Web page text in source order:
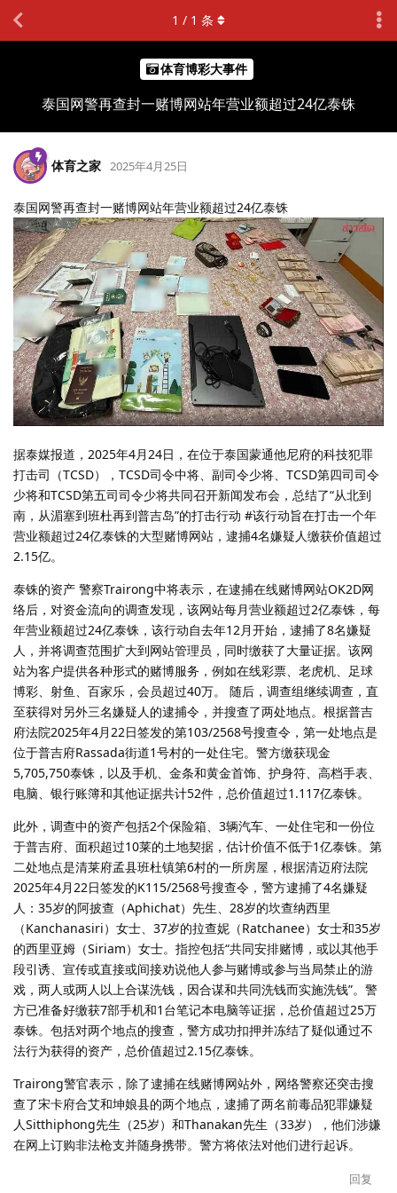
体育博彩大事件
泰国网警再查封一赌博网站年营业额超过24亿泰铢
1 / 1 条
体育之家 2025年4月25日
泰国网警再查封一赌博网站年营业额超过24亿泰铢
据泰媒报道，2025年4月24日，在位于泰国蒙通他尼府的科技犯罪
打击司（TCSD），TCSD司令中将、副司令少将、TCSD第四司司令
少将和TCSD第五司司令少将共同召开新闻发布会，总结了“从北到
南，从湄塞到班杜再到普吉岛”的打击行动 #该行动旨在打击一个年
营业额超过24亿泰铢的大型赌博网站，逮捕4名嫌疑人缴获价值超过
2.15亿。
泰铢的资产 警察Trairong中将表示，在逮捕在线赌博网站OK2D网
络后，对资金流向的调查发现，该网站每月营业额超过2亿泰铢，每
年营业额超过24亿泰铢，该行动自去年12月开始，逮捕了8名嫌疑
人，并将调查范围扩大到网站管理员，同时缴获了大量证据。该网
站为客户提供各种形式的赌博服务，例如在线彩票、老虎机、足球
博彩、射鱼、百家乐，会员超过40万。 随后，调查组继续调查，直
至获得对另外三名嫌疑人的逮捕令，并搜查了两处地点。根据普吉
府法院2025年4月22日签发的第103/2568号搜查令，第一处地点是
位于普吉府Rassada街道1号村的一处住宅。警方缴获现金
5,705,750泰铢，以及手机、金条和黄金首饰、护身符、高档手表、
电脑、银行账簿和其他证据共计52件，总价值超过1.117亿泰铢。
此外，调查中的资产包括2个保险箱、3辆汽车、一处住宅和一份位
于普吉府、面积超过10莱的土地契据，估计价值不低于1亿泰铢。第
二处地点是清莱府孟县班杜镇第6村的一所房屋，根据清迈府法院
2025年4月22日签发的K115/2568号搜查令，警方逮捕了4名嫌疑
人：35岁的阿披查（Aphichat）先生、28岁的坎查纳西里
（Kanchanasiri）女士、37岁的拉查妮（Ratchanee）女士和35岁
的西里亚姆（Siriam）女士。指控包括“共同安排赌博，或以其他手
段引诱、宣传或直接或间接劝说他人参与赌博或参与当局禁止的游
戏，两人或两人以上合谋洗钱，因合谋和共同洗钱而实施洗钱”。警
方已准备好缴获7部手机和1台笔记本电脑等证据，总价值超过25万
泰铢。包括对两个地点的搜查，警方成功扣押并冻结了疑似通过不
法行为获得的资产，总价值超过2.15亿泰铢。
Trairong警官表示，除了逮捕在线赌博网站外，网络警察还突击搜
查了宋卡府合艾和坤娘县的两个地点，逮捕了两名前毒品犯罪嫌疑
人Sitthiphong先生（25岁）和Thanakan先生（33岁），他们涉嫌
在网上订购非法枪支并随身携带。警方将依法对他们进行起诉。
回复